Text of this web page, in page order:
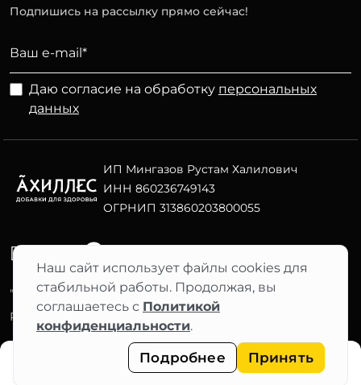
Фильтры
Главная
Наш сайт использует файлы cookies для
стабильной работы. Продолжая, вы
соглашаетесь с Политикой
конфиденциальности.
Подробнее Принять
Подпишись на рассылку прямо сейчас!
Даю согласие на обработку персональных
данных
ИП Мингазов Рустам Халилович
ИНН 860236749143
ОГРНИП 313860203800055
"АХИЛЛЕС" 2012–2026 ©
Разработка сайта Nuts Digital